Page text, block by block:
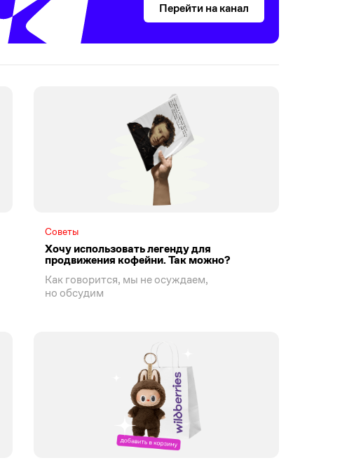
Перейти на канал
Советы
Хочу использовать легенду для
продвижения кофейни. Так можно?
Как говорится, мы не осуждаем,
но обсудим